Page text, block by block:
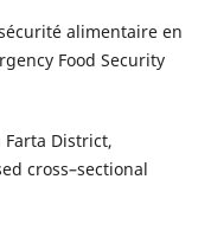
alimentaire en
Food Security
Farta District,
cross–sectional